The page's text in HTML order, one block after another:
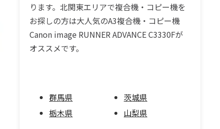
ります。北関東エリアで複合機・コピー機を
お探しの方は大人気のA3複合機・コピー機
Canon image RUNNER ADVANCE C3330Fが
オススメです。
群馬県
栃木県
茨城県
山梨県